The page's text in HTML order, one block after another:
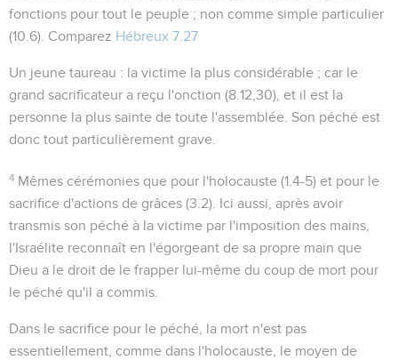
fonctions pour tout le peuple ; non comme simple particulier
(10.6). Comparez Hébreux 7.27
Un jeune taureau : la victime la plus considérable ; car le
grand sacrificateur a reçu l'onction (8.12,30), et il est la
personne la plus sainte de toute l'assemblée. Son péché est
donc tout particulièrement grave.
4 Mêmes cérémonies que pour l'holocauste (1.4-5) et pour le
sacrifice d'actions de grâces (3.2). Ici aussi, après avoir
transmis son péché à la victime par l'imposition des mains,
l'Israélite reconnaît en l'égorgeant de sa propre main que
Dieu a le droit de le frapper lui-même du coup de mort pour
le péché qu'il a commis.
Dans le sacrifice pour le péché, la mort n'est pas
essentiellement, comme dans l'holocauste, le moyen de